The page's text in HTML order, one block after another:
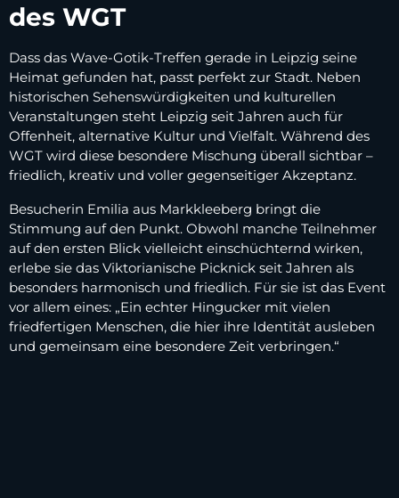
des WGT
Dass das Wave-Gotik-Treffen gerade in Leipzig seine
Heimat gefunden hat, passt perfekt zur Stadt. Neben
historischen Sehenswürdigkeiten und kulturellen
Veranstaltungen steht Leipzig seit Jahren auch für
Offenheit, alternative Kultur und Vielfalt. Während des
WGT wird diese besondere Mischung überall sichtbar –
friedlich, kreativ und voller gegenseitiger Akzeptanz.
Besucherin Emilia aus Markkleeberg bringt die
Stimmung auf den Punkt. Obwohl manche Teilnehmer
auf den ersten Blick vielleicht einschüchternd wirken,
erlebe sie das Viktorianische Picknick seit Jahren als
besonders harmonisch und friedlich. Für sie ist das Event
vor allem eines: „Ein echter Hingucker mit vielen
friedfertigen Menschen, die hier ihre Identität ausleben
und gemeinsam eine besondere Zeit verbringen.“